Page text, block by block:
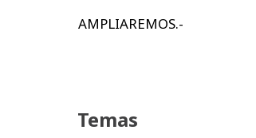
AMPLIAREMOS.-
Temas